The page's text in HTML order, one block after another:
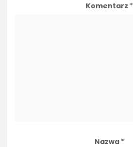
Komentarz *
Nazwa *